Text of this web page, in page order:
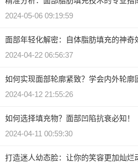
2024-05-06 09:19:59
面部年轻化解密：自体脂肪填充的神奇
2024-04-22 06:56:37
如何实现面部轮廓紧致？学会内外轮廓
2024-04-12 21:55:26
如何选择填充物？面部凹陷抗衰必知！
2024-04-11 00:59:30
打造迷人幼态脸：让你的笑容更加灿烂